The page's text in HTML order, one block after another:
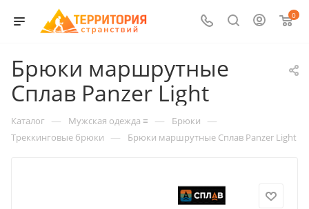
0
Брюки маршрутные
Сплав Panzer Light
Каталог — Мужская одежда ≡ — Брюки —
Треккинговые брюки — Брюки маршрутные Сплав Panzer Light